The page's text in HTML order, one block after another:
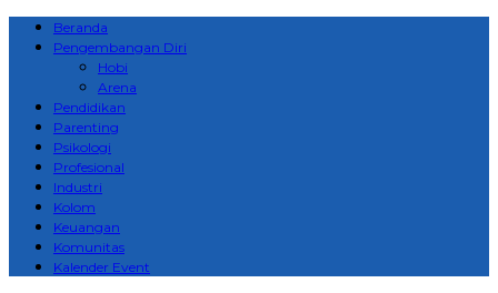
Beranda
Pengembangan Diri
Hobi
Arena
Pendidikan
Parenting
Psikologi
Profesional
Industri
Kolom
Keuangan
Komunitas
Kalender Event